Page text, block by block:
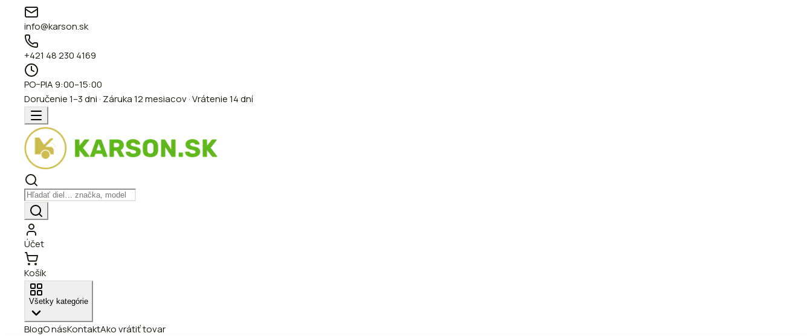
info@karson.sk
+421 48 230 4169
PO–PIA 9:00–15:00
Doručenie 1–3 dni · Záruka 12 mesiacov · Vrátenie 14 dní
Účet
Košík
Všetky kategórie
BlogO násKontaktAko vrátiť tovar